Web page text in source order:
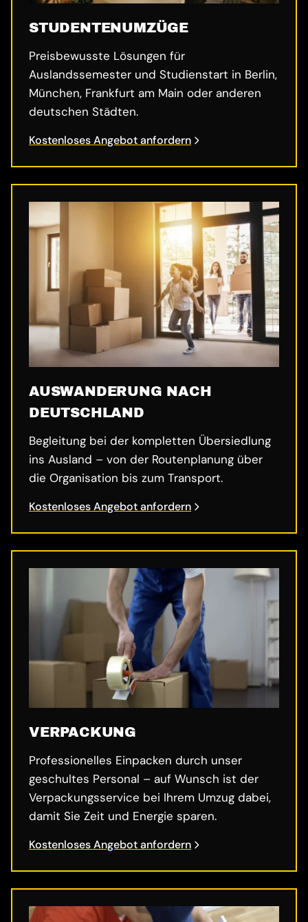
STUDENTENUMZÜGE
Preisbewusste Lösungen für
Auslandssemester und Studienstart in Berlin,
München, Frankfurt am Main oder anderen
deutschen Städten.
Kostenloses Angebot anfordern
AUSWANDERUNG NACH
DEUTSCHLAND
Begleitung bei der kompletten Übersiedlung
ins Ausland – von der Routenplanung über
die Organisation bis zum Transport.
Kostenloses Angebot anfordern
VERPACKUNG
Professionelles Einpacken durch unser
geschultes Personal – auf Wunsch ist der
Verpackungsservice bei Ihrem Umzug dabei,
damit Sie Zeit und Energie sparen.
Kostenloses Angebot anfordern